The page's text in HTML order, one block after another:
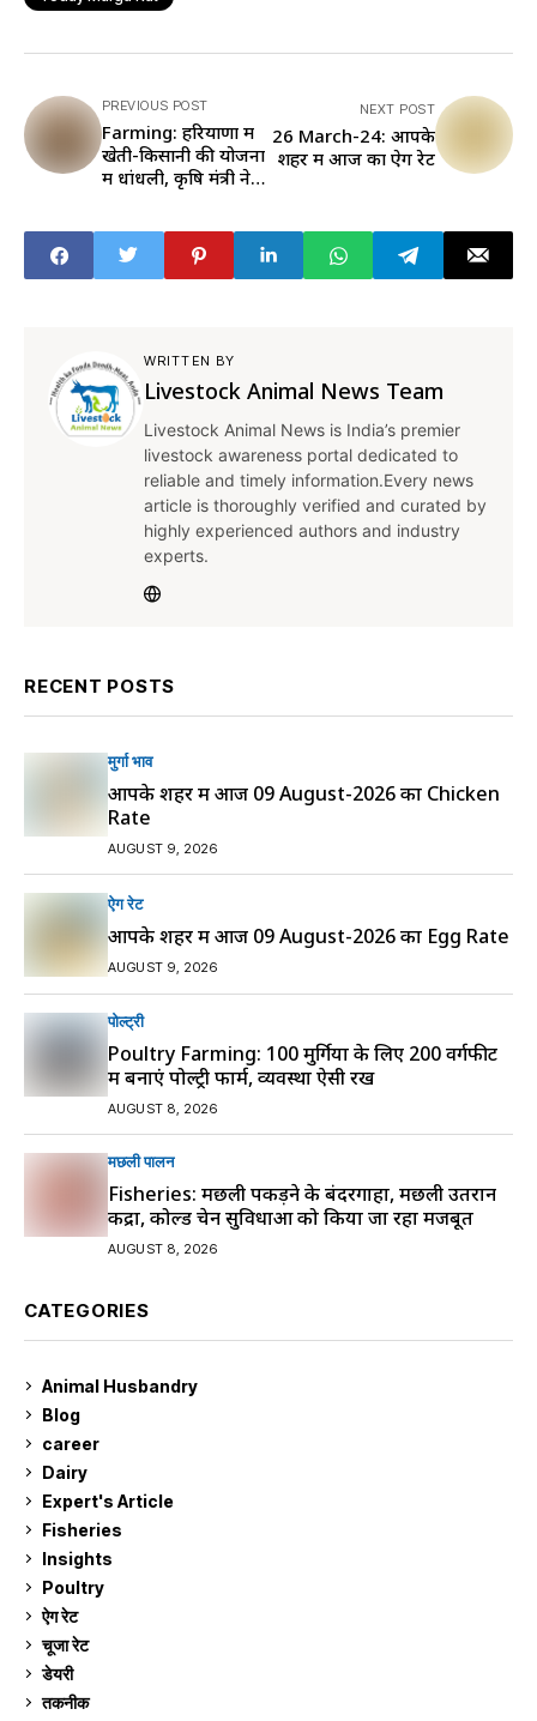
PREVIOUS POST
Farming: हरियाणा में
खेती-किसानी की योजना
में धांधली, कृषि मंत्री ने
NEXT POST
26 March-24: आपके
शहर में आज का ऐग रेट
WRITTEN BY
Livestock Animal News Team
Livestock Animal News is India’s premier
livestock awareness portal dedicated to
reliable and timely information.Every news
article is thoroughly verified and curated by
highly experienced authors and industry
experts.
RECENT POSTS
मुर्गा भाव
आपके शहर में आज 09 August-2026 का Chicken
Rate
AUGUST 9, 2026
ऐग रेट
आपके शहर में आज 09 August-2026 का Egg Rate
AUGUST 9, 2026
पोल्ट्री
Poultry Farming: 100 मुर्गियों के लिए 200 वर्गफीट
में बनाएं पोल्ट्री फार्म, व्यवस्था ऐसी रखें
AUGUST 8, 2026
मछली पालन
Fisheries: मछली पकड़ने के बंदरगाहों, मछली उतरान
केंद्रों, कोल्ड चेन सुविधाओं को किया जा रहा मजबूत
AUGUST 8, 2026
CATEGORIES
Animal Husbandry
Blog
career
Dairy
Expert's Article
Fisheries
Insights
Poultry
ऐग रेट
चूजा रेट
डेयरी
तकनीक